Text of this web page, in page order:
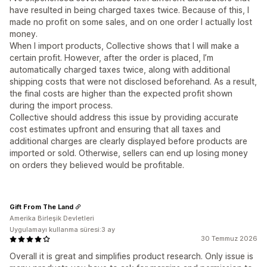
have resulted in being charged taxes twice. Because of this, I
made no profit on some sales, and on one order I actually lost
money.
When I import products, Collective shows that I will make a
certain profit. However, after the order is placed, I’m
automatically charged taxes twice, along with additional
shipping costs that were not disclosed beforehand. As a result,
the final costs are higher than the expected profit shown
during the import process.
Collective should address this issue by providing accurate
cost estimates upfront and ensuring that all taxes and
additional charges are clearly displayed before products are
imported or sold. Otherwise, sellers can end up losing money
on orders they believed would be profitable.
30 Temmuz 2026
Overall it is great and simplifies product research. Only issue is
Gift From The Land
Amerika Birleşik Devletleri
Uygulamayı kullanma süresi:3 ay